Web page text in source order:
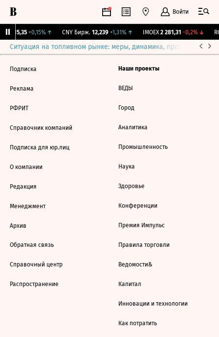
Войти
115,35 +0,15%↑ CNY Бирж. 12,239 +1,31%↑ IMOEX 2 281,31 -0,2%↓
Ситуация на топливном рынке: меры, динамика, прогнозы
Подписка
Реклама
РФРИТ
Справочник компаний
Подписка для юр.лиц
О компании
Редакция
Менеджмент
Архив
Обратная связь
Справочный центр
Распространение
Наши проекты
ВЕДЫ
Город
Аналитика
Промышленность
Наука
Здоровье
Конференции
Премия Импульс
Правила торговли
Ведомости&
Капитал
Инновации и технологии
Как потратить